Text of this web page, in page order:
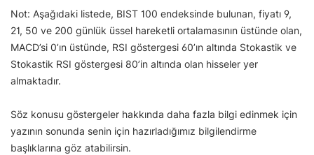
Not: Aşağıdaki listede, BIST 100 endeksinde bulunan, fiyatı 9,
21, 50 ve 200 günlük üssel hareketli ortalamasının üstünde olan,
MACD’si 0’ın üstünde, RSI göstergesi 60’ın altında Stokastik ve
Stokastik RSI göstergesi 80’in altında olan hisseler yer
almaktadır.
Söz konusu göstergeler hakkında daha fazla bilgi edinmek için
yazının sonunda senin için hazırladığımız bilgilendirme
başlıklarına göz atabilirsin.